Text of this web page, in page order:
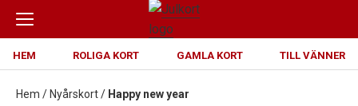
HEM ROLIGA KORT GAMLA KORT TILL VÄNNER
Hem / Nyårskort/ Happy new year